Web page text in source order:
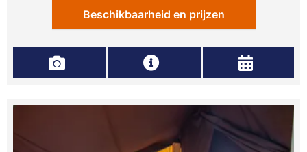
Beschikbaarheid en prijzen